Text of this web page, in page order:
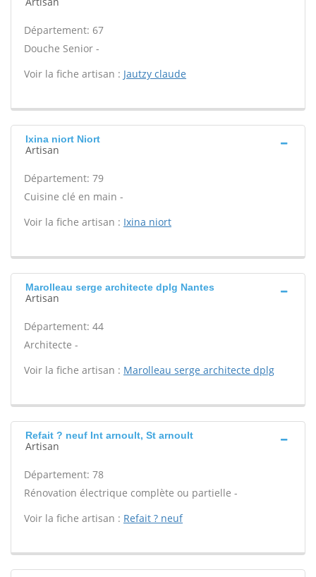
Département: 67
Douche Senior -
Voir la fiche artisan : Jautzy claude
Ixina niort Niort
Artisan
Département: 79
Cuisine clé en main -
Voir la fiche artisan : Ixina niort
Marolleau serge architecte dplg Nantes
Artisan
Département: 44
Architecte -
Voir la fiche artisan : Marolleau serge architecte dplg
Refait ? neuf Int arnoult, St arnoult
Artisan
Département: 78
Rénovation électrique complète ou partielle -
Voir la fiche artisan : Refait ? neuf